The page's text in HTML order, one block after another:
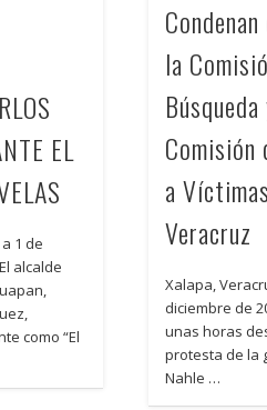
EL
1 de
alcalde
como “El
la
Comisión
a
Veracruz
Xalapa,
diciembre de
unas horas
protesta de la
Nahle …